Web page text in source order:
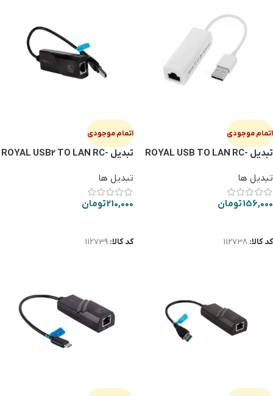
اتمام موجودی
تبدیل ROYAL USB TO LAN RC-
تبدیل ها
156,000تومان
کد کالا: 112738
اتمام موجودی
تبدیل ROYAL USB2 TO LAN RC-
تبدیل ها
210,000تومان
کد کالا: 112739